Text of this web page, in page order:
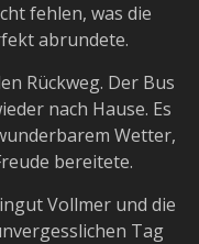
fehlen, was die
abrundete.
Rückweg. Der Bus
nach Hause. Es
Wetter,
bereitete.
Vollmer und die
Tag